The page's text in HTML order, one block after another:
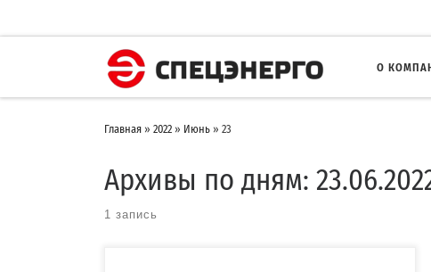
О
Главная » 2022 » Июнь » 23
Архивы по дням:
1 запись